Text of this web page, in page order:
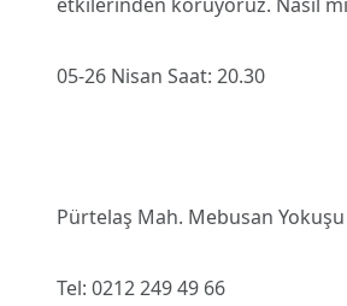
05-26 Nisan Saat: 20.30
Pürtelaş Mah. Mebusan Yokuşu
Tel: 0212 249 49 66